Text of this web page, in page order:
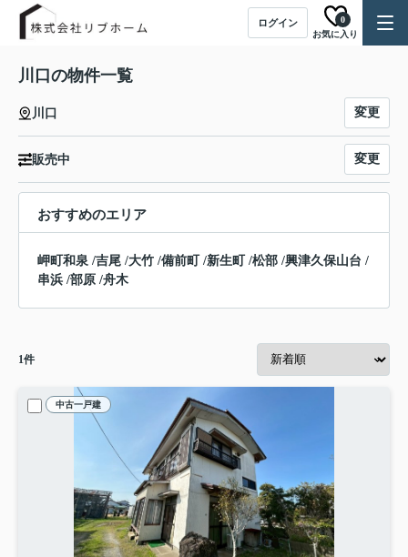
ログイン
お気に入り
0
川口の物件一覧
川口 変更
販売中 変更
おすすめのエリア
岬町和泉 /吉尾 /大竹 /備前町 /新生町 /松部 /興津久保山台 /
串浜 /部原 /舟木
1件
中古一戸建